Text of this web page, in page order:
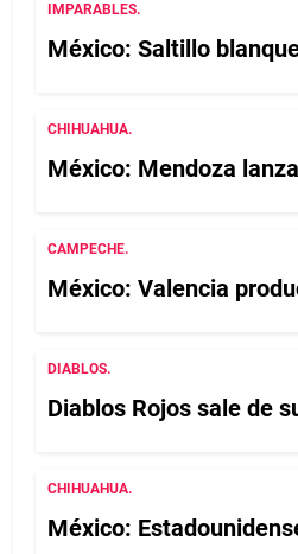
IMPARABLES.
México: Saltillo
CHIHUAHUA.
México: Mendoza
CAMPECHE.
México: Valencia
DIABLOS.
Diablos Rojos sale de
CHIHUAHUA.
México: